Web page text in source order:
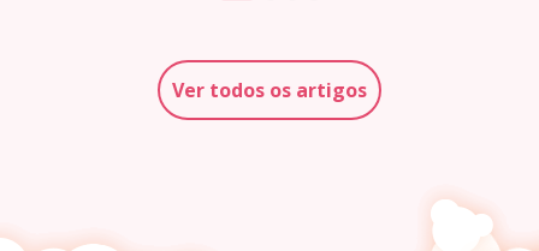
Ver todos os artigos